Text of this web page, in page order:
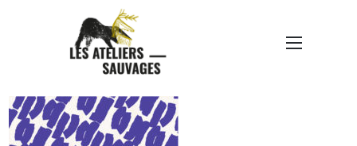
ENCYCLIE-AFFICHE-
VENTSCONTRAIRES